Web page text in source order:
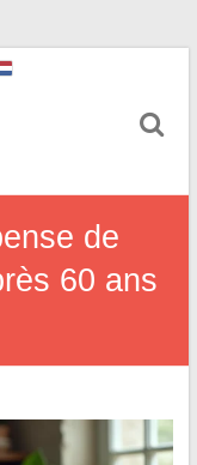
de
60 ans